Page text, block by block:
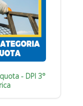
- DPI 3°